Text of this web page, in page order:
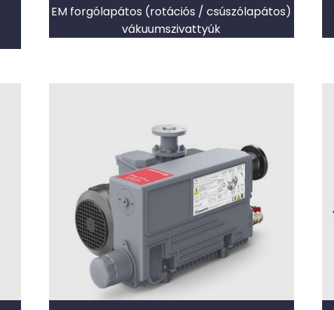
EM forgólapátos (rotációs / csúszólapátos)
vákuumszivattyúk